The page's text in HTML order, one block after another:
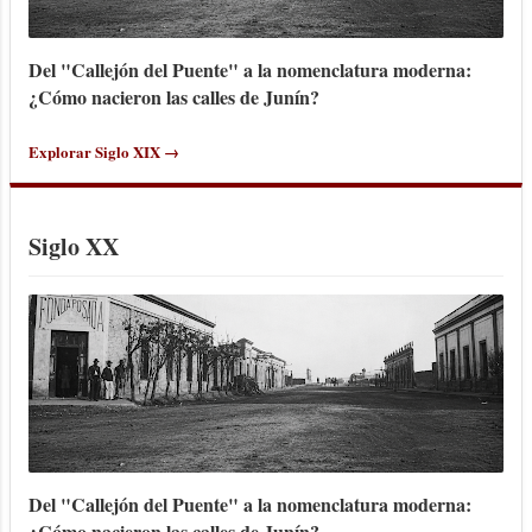
Del "Callejón del Puente" a la nomenclatura moderna:
¿Cómo nacieron las calles de Junín?
Explorar Siglo XIX →
Siglo XX
Del "Callejón del Puente" a la nomenclatura moderna: